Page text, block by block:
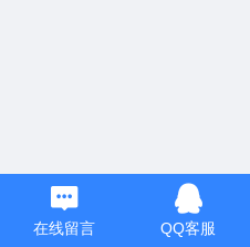
在线留言 QQ客服